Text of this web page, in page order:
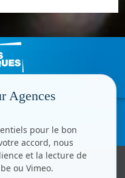
© CC.Comunication
droits réservés
Agences
pour le bon
accord, nous
et la lecture de
ou Vimeo.